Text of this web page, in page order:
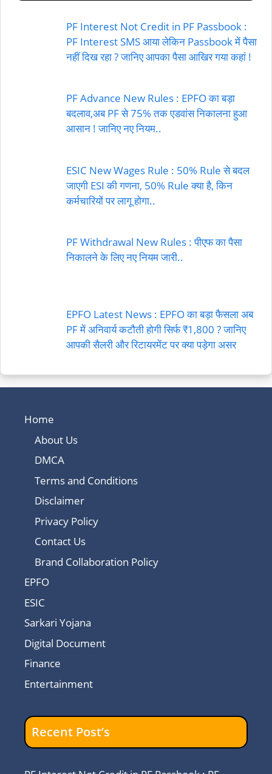
PF Interest Not Credit in PF Passbook :
PF Interest SMS आया लेकिन Passbook में पैसा
नहीं दिख रहा ? जानिए आपका पैसा आखिर गया कहां !
PF Advance New Rules : EPFO का बड़ा
बदलाव,अब PF से 75% तक एडवांस निकालना हुआ
आसान ! जानिए नए नियम..
ESIC New Wages Rule : 50% Rule से बदल
जाएगी ESI की गणना, 50% Rule क्या है, किन
कर्मचारियों पर लागू होगा..
PF Withdrawal New Rules : पीएफ का पैसा
निकालने के लिए नए नियम जारी..
EPFO Latest News : EPFO का बड़ा फैसला अब
PF में अनिवार्य कटौती होगी सिर्फ ₹1,800 ? जानिए
आपकी सैलरी और रिटायरमेंट पर क्या पड़ेगा असर
Home
About Us
DMCA
Terms and Conditions
Disclaimer
Privacy Policy
Contact Us
Brand Collaboration Policy
EPFO
ESIC
Sarkari Yojana
Digital Document
Finance
Entertainment
Recent Post’s